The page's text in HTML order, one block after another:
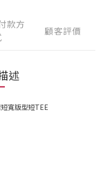
款方
顧客評價
述
寬版型短TEE